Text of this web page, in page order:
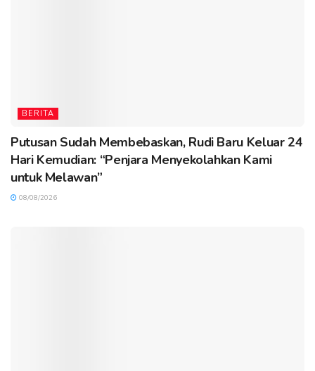
BERITA
Putusan Sudah Membebaskan, Rudi Baru Keluar 24
Hari Kemudian: “Penjara Menyekolahkan Kami
untuk Melawan”
08/08/2026